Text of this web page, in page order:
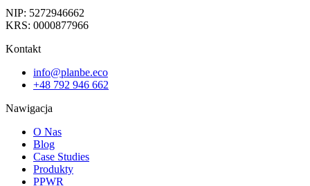
NIP: 5272946662
KRS: 0000877966
Kontakt
info@planbe.eco
+48 792 946 662
Nawigacja
O Nas
Blog
Case Studies
Produkty
PPWR